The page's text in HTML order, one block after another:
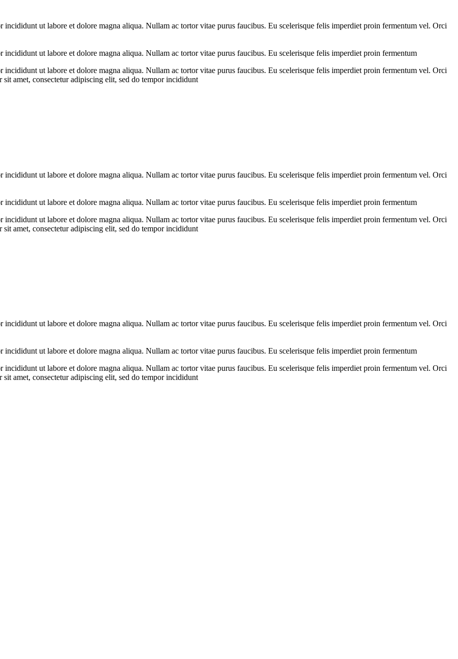
ut labore et dolore magna aliqua. Nullam ac tortor vitae purus faucibus. Eu scelerisque felis imperdiet proin fermentum vel. Orci
ut labore et dolore magna aliqua. Nullam ac tortor vitae purus faucibus. Eu scelerisque felis imperdiet proin fermentum
ut labore et dolore magna aliqua. Nullam ac tortor vitae purus faucibus. Eu scelerisque felis imperdiet proin fermentum vel. Orci
amet, consectetur adipiscing elit, sed do tempor incididunt
ut labore et dolore magna aliqua. Nullam ac tortor vitae purus faucibus. Eu scelerisque felis imperdiet proin fermentum vel. Orci
ut labore et dolore magna aliqua. Nullam ac tortor vitae purus faucibus. Eu scelerisque felis imperdiet proin fermentum
ut labore et dolore magna aliqua. Nullam ac tortor vitae purus faucibus. Eu scelerisque felis imperdiet proin fermentum vel. Orci
amet, consectetur adipiscing elit, sed do tempor incididunt
ut labore et dolore magna aliqua. Nullam ac tortor vitae purus faucibus. Eu scelerisque felis imperdiet proin fermentum vel. Orci
ut labore et dolore magna aliqua. Nullam ac tortor vitae purus faucibus. Eu scelerisque felis imperdiet proin fermentum
ut labore et dolore magna aliqua. Nullam ac tortor vitae purus faucibus. Eu scelerisque felis imperdiet proin fermentum vel. Orci
amet, consectetur adipiscing elit, sed do tempor incididunt